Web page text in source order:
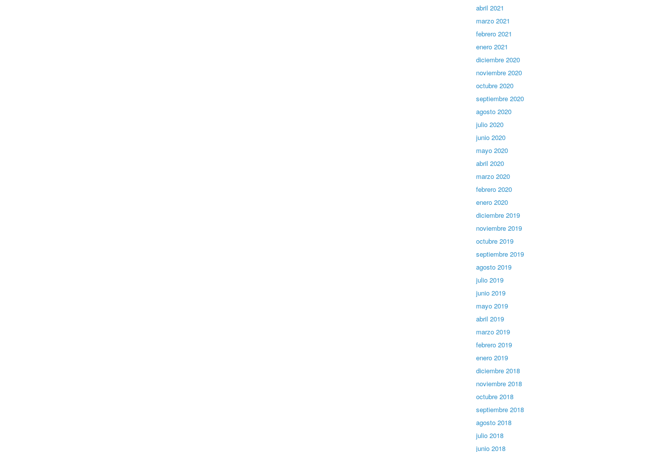
abril 2021
marzo 2021
febrero 2021
enero 2021
diciembre 2020
noviembre 2020
octubre 2020
septiembre 2020
agosto 2020
julio 2020
junio 2020
mayo 2020
abril 2020
marzo 2020
febrero 2020
enero 2020
diciembre 2019
noviembre 2019
octubre 2019
septiembre 2019
agosto 2019
julio 2019
junio 2019
mayo 2019
abril 2019
marzo 2019
febrero 2019
enero 2019
diciembre 2018
noviembre 2018
octubre 2018
septiembre 2018
agosto 2018
julio 2018
junio 2018